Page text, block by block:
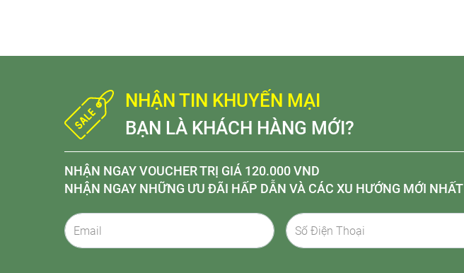
NHẬN TIN KHUYẾN MẠI
BẠN LÀ KHÁCH HÀNG MỚI?
NHẬN NGAY VOUCHER TRỊ GIÁ 120.000 VND
NHẬN NGAY NHỮNG ƯU ĐÃI HẤP DẪN VÀ CÁC XU HƯỚNG MỚI NHẤT